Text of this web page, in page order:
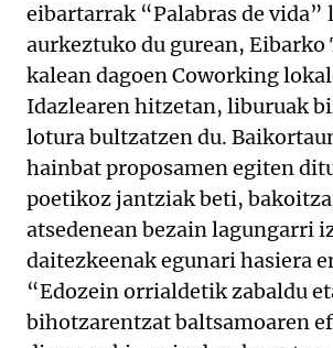
eibartarrak “Palabras de vida”
aurkeztuko du gurean,
kalean dagoen Coworking
Idazlearen hitzetan, liburuak
lotura bultzatzen du.
hainbat proposamen egiten
poetikoz jantziak beti,
atsedenean bezain lagungarri
daitezkeenak egunari hasiera
“Edozein orrialdetik zabaldu
bihotzarentzat baltsamoaren